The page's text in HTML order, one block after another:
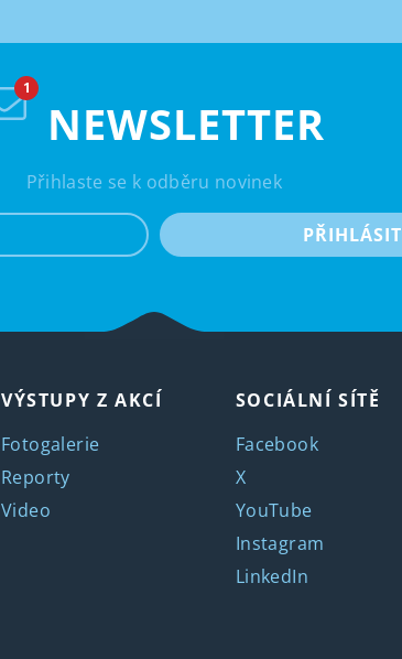
NEWSLETTER
Přihlaste se k odběru novinek
PŘIHLÁSIT
VÝSTUPY Z AKCÍ
Fotogalerie
Reporty
Video
SOCIÁLNÍ SÍTĚ
Facebook
X
YouTube
Instagram
LinkedIn